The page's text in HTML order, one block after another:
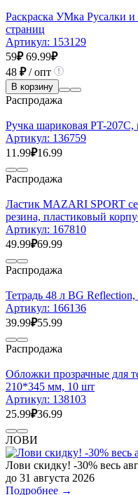
Раскраска УМка Русалки
страниц
Артикул: 153129
59₽ 69.99₽
48 ₽/ опт
В корзину
Распродажа
Ручка шариковая PT-207C,
Артикул: 136759
11.99₽16.99
Распродажа
Ластик MAZARI SPORT
резина, пластиковый
Артикул: 167810
49.99₽69.99
Распродажа
Тетрадь 48 л BG Reflection,
Артикул: 166136
39.99₽55.99
Распродажа
Обложки прозрачные для
210*345 мм, 10 шт
Артикул: 138103
25.99₽36.99
ЛОВИ
Лови скидку! -30% весь
до 31 августа 2026
Подробнее →